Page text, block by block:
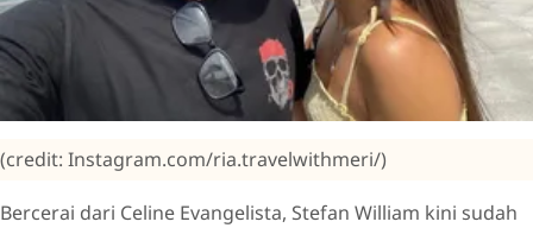
(credit: Instagram.com/ria.travelwithmeri/)
Bercerai dari Celine Evangelista, Stefan William kini sudah